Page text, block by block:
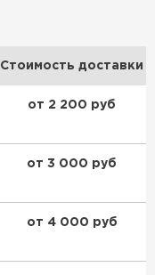
Стоимость доставки
от 2 200 руб
от 3 000 руб
от 4 000 руб